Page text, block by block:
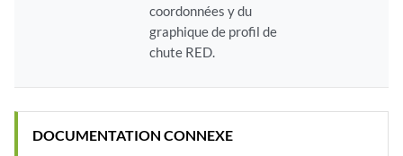
coordonnées y du
graphique de profil de
chute RED.
DOCUMENTATION CONNEXE